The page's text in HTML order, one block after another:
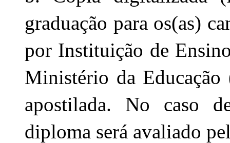
graduação para os(as)
por Instituição de
Ministério da
apostilada. No caso
diploma será avaliado